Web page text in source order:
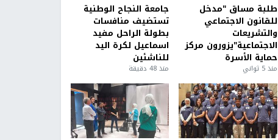
طلبة مساق "مدخل
للقانون الاجتماعي
والتشريعات
الاجتماعية"يزورون مركز
حماية الأسرة
منذ 5 ثواني
جامعة النجاح الوطنية
تستضيف منافسات
بطولة الراحل مفيد
اسماعيل لكرة اليد
للناشئين
منذ 48 دقيقة